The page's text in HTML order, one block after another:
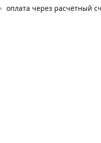
оплата через расчётный